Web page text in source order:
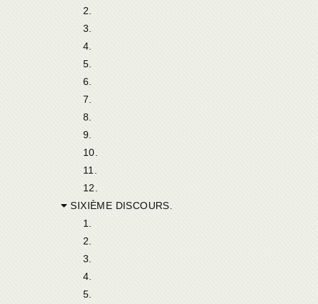
2.
3.
4.
5.
6.
7.
8.
9.
10.
11.
12.
SIXIÈME DISCOURS.
1.
2.
3.
4.
5.